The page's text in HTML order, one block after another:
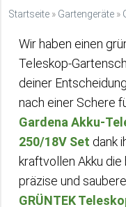
Startseite » Gartengeräte »
Wir haben einen
Teleskop-
deiner
nach einer Schere
Gardena Akku-
250/18V Set dank
kraftvollen Akku
präzise und
GRÜNTEK